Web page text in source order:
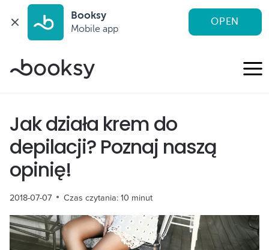
Booksy
Mobile app
OPEN
do
Jak działa krem do
depilacji? Poznaj naszą
opinię!
2018-07-07 Czas czytania:10 minut